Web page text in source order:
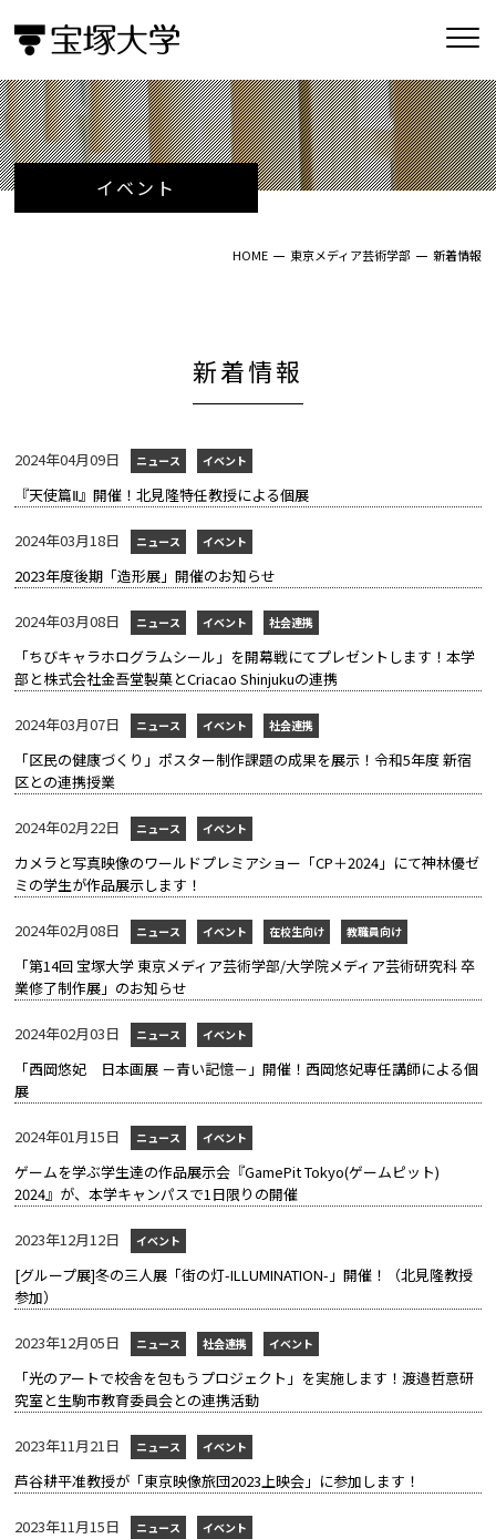
イベント
HOME 東京メディア芸術学部 新着情報
新着情報
2024年04月09日 ニュース イベント
『天使篇Ⅱ』開催！北見隆特任教授による個展
2024年03月18日 ニュース イベント
2023年度後期「造形展」開催のお知らせ
2024年03月08日 ニュース イベント 社会連携
「ちびキャラホログラムシール」を開幕戦にてプレゼントします！本学
部と株式会社金吾堂製菓とCriacao Shinjukuの連携
2024年03月07日 ニュース イベント 社会連携
「区民の健康づくり」ポスター制作課題の成果を展示！令和5年度 新宿
区との連携授業
2024年02月22日 ニュース イベント
カメラと写真映像のワールドプレミアショー「CP＋2024」にて神林優ゼ
ミの学生が作品展示します！
2024年02月08日 ニュース イベント 在校生向け 教職員向け
「第14回 宝塚大学 東京メディア芸術学部/大学院メディア芸術研究科 卒
業修了制作展」のお知らせ
2024年02月03日 ニュース イベント
「西岡悠妃 日本画展 －青い記憶－」開催！西岡悠妃専任講師による個
展
2024年01月15日 ニュース イベント
ゲームを学ぶ学生達の作品展示会『GamePit Tokyo(ゲームピット)
2024』が、本学キャンパスで1日限りの開催
2023年12月12日 イベント
[グループ展]冬の三人展「街の灯-ILLUMINATION-」開催！（北見隆教授
参加）
2023年12月05日 ニュース 社会連携 イベント
「光のアートで校舎を包もうプロジェクト」を実施します！渡邉哲意研
究室と生駒市教育委員会との連携活動
2023年11月21日 ニュース イベント
芦谷耕平准教授が「東京映像旅団2023上映会」に参加します！
2023年11月15日 ニュース イベント